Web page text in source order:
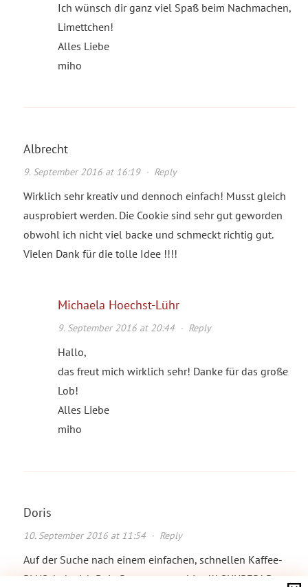
Ich wünsch dir ganz viel Spaß beim Nachmachen,
Limettchen!
Alles Liebe
miho
Albrecht
9. September 2016 at 16:19· Reply
Wirklich sehr kreativ und dennoch einfach! Musst gleich
ausprobiert werden. Die Cookie sind sehr gut geworden
obwohl ich nicht viel backe und schmeckt richtig gut.
Vielen Dank für die tolle Idee !!!!
Michaela Hoechst-Lühr
9. September 2016 at 20:44· Reply
Hallo,
das freut mich wirklich sehr! Danke für das große
Lob!
Alles Liebe
miho
Doris
10. September 2016 at 11:54· Reply
Auf der Suche nach einem einfachen, schnellen Kaffee-
PLUS, habe ich Dein Rezept ausprobiert!!! SUUPER! Das